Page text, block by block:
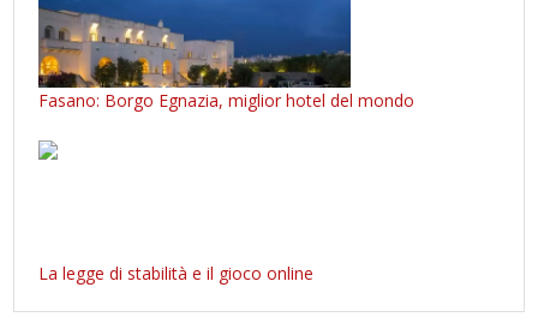
Fasano: Borgo Egnazia, miglior hotel del mondo
La legge di stabilità e il gioco online